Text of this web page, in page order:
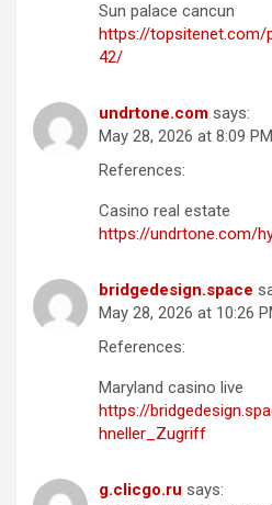
Sun palace cancun
https://topsitenet.com/
42/
undrtone.com says:
May 28, 2026 at 8:09 PM
References:
Casino real estate
https://undrtone.com/
bridgedesign.space
May 28, 2026 at 10:26
References:
Maryland casino live
https://
hneller_Zugriff
g.clicgo.ru says: